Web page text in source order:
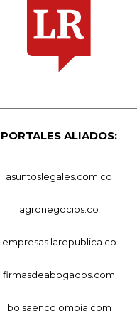
PORTALES ALIADOS:
asuntoslegales.com.co
agronegocios.co
empresas.larepublica.co
firmasdeabogados.com
bolsaencolombia.com